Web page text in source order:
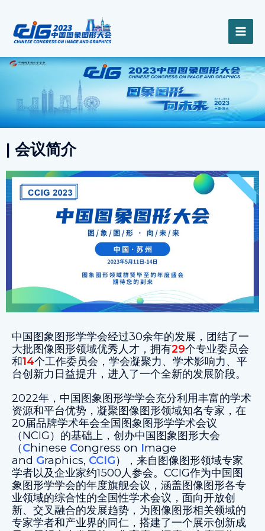
| 会议简介
中国图象图形学学会经过30余年的发展，团结了一
大批图像图形领域优秀人才，拥有29个专业委员会
和14个工作委员会，学会凝聚力、学术影响力、平
台创新力日益提升，进入了一个全新的发展阶段。
2022年，中国图象图形学学会充分利用丰富的学术
资源和平台优势，凝聚图像图形领域知名专家，在
20届品牌学术年会全国图象图形学学术会议
（NCIG）的基础上，创办中国图象图形大会
（Chinese Congress on Image
and Graphics, CCIG），来自图像图形领域专家
学者以及企业家约1500人参会。CCIG作为中国图
象图形学学会的年度旗舰会议，涵盖图像图形各专
业领域的综合性的全国性学术会议，面向开放创
新、交叉融合的发展趋势，为图像图形相关领域的
专家学者和产业界的同仁，搭建了一个展示创新成